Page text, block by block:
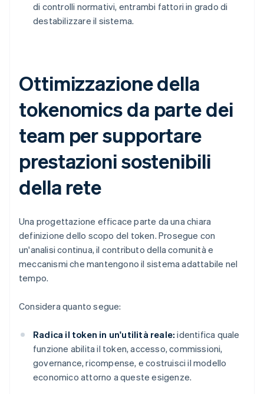
di controlli normativi, entrambi fattori in grado di
destabilizzare il sistema.
Ottimizzazione della
tokenomics da parte dei
team per supportare
prestazioni sostenibili
della rete
Una progettazione efficace parte da una chiara
definizione dello scopo del token. Prosegue con
un'analisi continua, il contributo della comunità e
meccanismi che mantengono il sistema adattabile nel
tempo.
Considera quanto segue:
Radica il token in un'utilità reale: identifica quale
funzione abilita il token, accesso, commissioni,
governance, ricompense, e costruisci il modello
economico attorno a queste esigenze.